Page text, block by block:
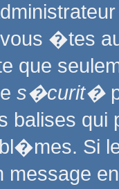
vous �tes
que
s�curit�
balises
Si